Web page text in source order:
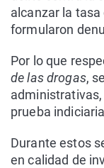
alcanzar la
formularon
Por lo que
de las drogas,
prueba
Durante estos
en calidad de